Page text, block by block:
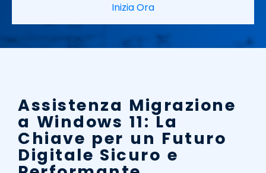
Inizia Ora
Assistenza Migrazione
a Windows 11: La
Chiave per un Futuro
Digitale Sicuro e